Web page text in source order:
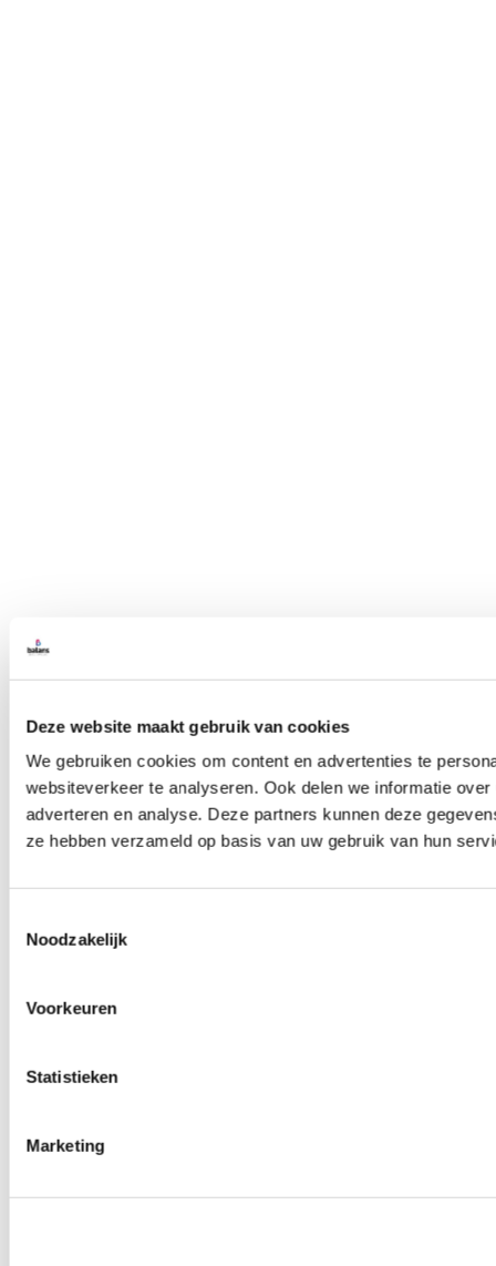
Deze website maakt gebruik van cookies
We gebruiken cookies om content en advertenties te
websiteverkeer te analyseren. Ook delen we informatie
adverteren en analyse. Deze partners kunnen deze
ze hebben verzameld op basis van uw gebruik van hun
Noodzakelijk
Voorkeuren
Statistieken
Marketing